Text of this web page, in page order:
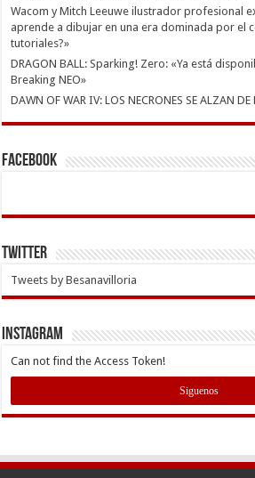
Wacom y Mitch Leeuwe ilustrador profesional
aprende a dibujar en una era dominada por el
tutoriales?»
DRAGON BALL: Sparking! Zero: «Ya está
Breaking NEO»
DAWN OF WAR IV: LOS NECRONES SE ALZAN DE
Facebook
Twitter
Tweets by Besanavilloria
INSTAGRAM
Can not find the Access Token!
Siguenos